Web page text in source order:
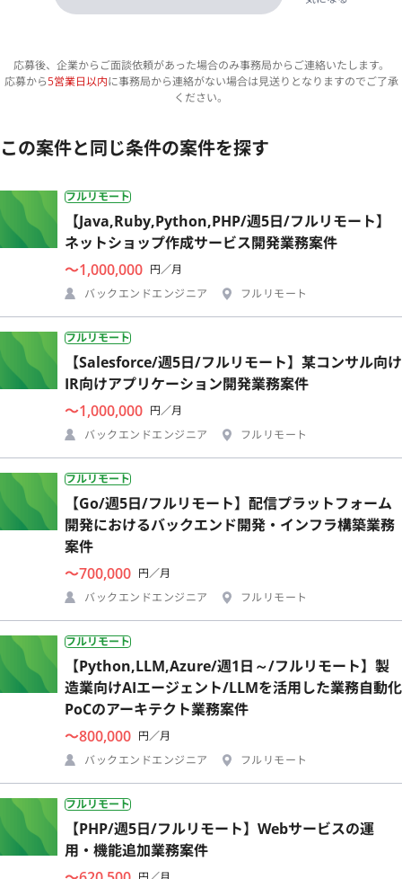
応募後、企業からご面談依頼があった場合のみ事務局からご連絡いたします。
応募から5営業日以内に事務局から連絡がない場合は見送りとなりますのでご了承
ください。
この案件と同じ条件の案件を探す
フルリモート
【Java,Ruby,Python,PHP/週5日/フルリモート】
ネットショップ作成サービス開発業務案件
〜1,000,000 円／月
バックエンドエンジニア
フルリモート
フルリモート
【Salesforce/週5日/フルリモート】某コンサル向け
IR向けアプリケーション開発業務案件
〜1,000,000 円／月
バックエンドエンジニア
フルリモート
フルリモート
【Go/週5日/フルリモート】配信プラットフォーム
開発におけるバックエンド開発・インフラ構築業務
案件
〜700,000 円／月
バックエンドエンジニア
フルリモート
フルリモート
【Python,LLM,Azure/週1日～/フルリモート】製
造業向けAIエージェント/LLMを活用した業務自動化
PoCのアーキテクト業務案件
〜800,000 円／月
バックエンドエンジニア
フルリモート
フルリモート
【PHP/週5日/フルリモート】Webサービスの運
用・機能追加業務案件